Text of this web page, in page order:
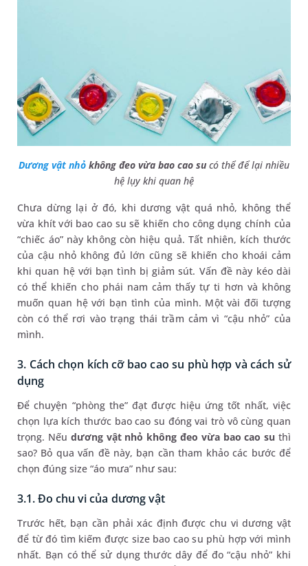
Dương vật nhỏkhông đeo vừa bao cao su có thể để lại nhiều
hệ lụy khi quan hệ
Chưa dừng lại ở đó, khi dương vật quá nhỏ, không thể
vừa khít với bao cao su sẽ khiến cho công dụng chính của
“chiếc áo” này không còn hiệu quả. Tất nhiên, kích thước
của cậu nhỏ không đủ lớn cũng sẽ khiến cho khoái cảm
khi quan hệ với bạn tình bị giảm sút. Vấn đề này kéo dài
có thể khiến cho phái nam cảm thấy tự ti hơn và không
muốn quan hệ với bạn tình của mình. Một vài đối tượng
còn có thể rơi vào trạng thái trầm cảm vì “cậu nhỏ” của
mình.
3. Cách chọn kích cỡ bao cao su phù hợp và cách sử
dụng
Để chuyện “phòng the” đạt được hiệu ứng tốt nhất, việc
chọn lựa kích thước bao cao su đóng vai trò vô cùng quan
trọng. Nếu dương vật nhỏ không đeo vừa bao cao su thì
sao? Bỏ qua vấn đề này, bạn cần tham khảo các bước để
chọn đúng size “áo mưa” như sau:
3.1. Đo chu vi của dương vật
Trước hết, bạn cần phải xác định được chu vi dương vật
để từ đó tìm kiếm được size bao cao su phù hợp với mình
nhất. Bạn có thể sử dụng thước dây để đo “cậu nhỏ” khi